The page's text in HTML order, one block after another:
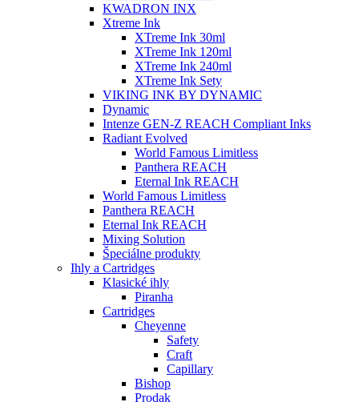
KWADRON INX
Xtreme Ink
XTreme Ink 30ml
XTreme Ink 120ml
XTreme Ink 240ml
XTreme Ink Sety
VIKING INK BY DYNAMIC
Dynamic
Intenze GEN-Z REACH Compliant Inks
Radiant Evolved
World Famous Limitless
Panthera REACH
Eternal Ink REACH
World Famous Limitless
Panthera REACH
Eternal Ink REACH
Mixing Solution
Špeciálne produkty
Ihly a Cartridges
Klasické ihly
Piranha
Cartridges
Cheyenne
Safety
Craft
Capillary
Bishop
Prodak